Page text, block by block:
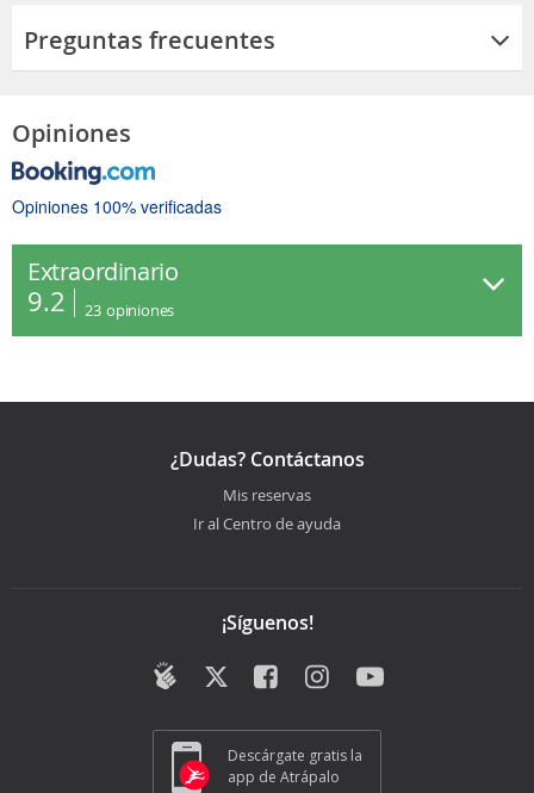
Preguntas frecuentes
Opiniones
Opiniones 100% verificadas
Extraordinario
9.2 23 opiniones
¿Dudas? Contáctanos
Mis reservas
Ir al Centro de ayuda
¡Síguenos!
Descárgate gratis la
app de Atrápalo